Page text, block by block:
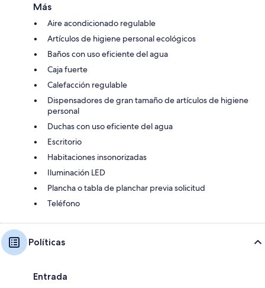
Más
Aire acondicionado regulable
Artículos de higiene personal ecológicos
Baños con uso eficiente del agua
Caja fuerte
Calefacción regulable
Dispensadores de gran tamaño de artículos de higiene
personal
Duchas con uso eficiente del agua
Escritorio
Habitaciones insonorizadas
Iluminación LED
Plancha o tabla de planchar previa solicitud
Teléfono
Políticas
Entrada